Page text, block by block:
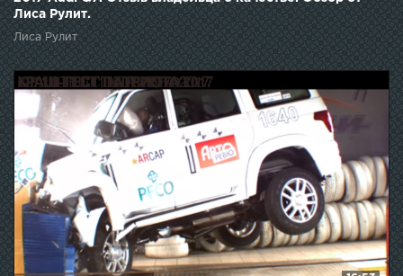
Лиса Рулит.
Лиса Рулит